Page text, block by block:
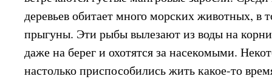
деревьев обитает много морских животных, в
прыгуны. Эти рыбы вылезают из воды на
даже на берег и охотятся за насекомыми.
настолько приспособились жить какое-то